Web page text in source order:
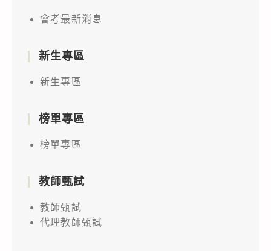
會考最新消息
新生專區
新生專區
榜單專區
榜單專區
教師甄試
教師甄試
代理教師甄試